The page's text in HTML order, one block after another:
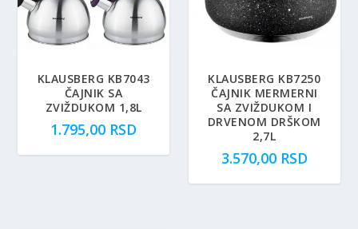
KLAUSBERG KB7043
ČAJNIK SA
ZVIŽDUKOM 1,8L
1.795,00 RSD
KLAUSBERG KB7250
ČAJNIK MERMERNI
SA ZVIŽDUKOM I
DRVENOM DRŠKOM
2,7L
3.570,00 RSD